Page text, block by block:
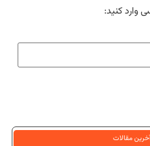
وارد کنید:
مقالات